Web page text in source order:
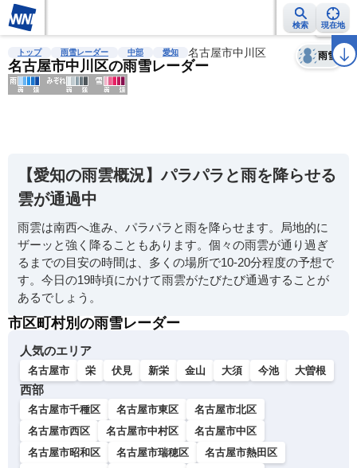
検索 現在地
雨雲レーダー 台風情報 地震情報 警報・注意報 2週間天気 ラ
トップ 雨雪レーダー 中部 愛知 名古屋市中川区
名古屋市中川区の雨雪レーダー
雨雪
天気 台風
【愛知の雨雲概況】パラパラと雨を降らせる
雲が通過中
雨雲は南西へ進み、パラパラと雨を降らせます。局地的に
ザーッと強く降ることもあります。個々の雨雲が通り過ぎ
るまでの目安の時間は、多くの場所で10-20分程度の予想で
す。今日の19時頃にかけて雨雲がたびたび通過することが
あるでしょう。
市区町村別の雨雪レーダー
人気のエリア
名古屋市 栄 伏見 新栄 金山 大須 今池 大曽根
西部
名古屋市千種区 名古屋市東区
名古屋市北区
名古屋市西区
名古屋市中村区
名古屋市中区
名古屋市昭和区
名古屋市瑞穂区
名古屋市熱田区